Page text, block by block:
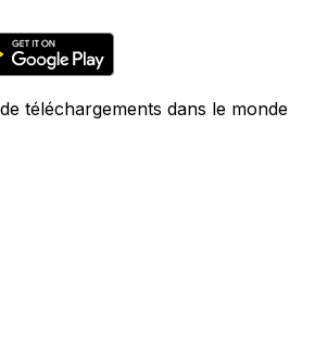
téléchargements dans le monde